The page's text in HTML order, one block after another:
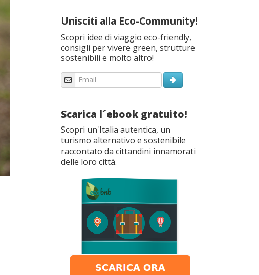
Unisciti alla Eco-Community!
Scopri idee di viaggio eco-friendly,
consigli per vivere green, strutture
sostenibili e molto altro!
Scarica l´ebook gratuito!
Scopri un'Italia autentica, un
turismo alternativo e sostenibile
raccontato da cittandini innamorati
delle loro città.